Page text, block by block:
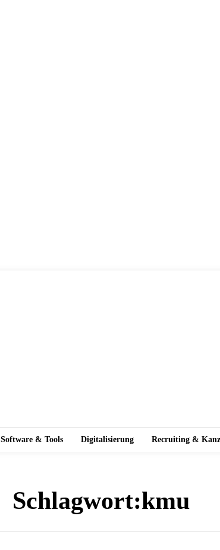
Software & Tools Digitalisierung Recruiting &
Schlagwort:kmu